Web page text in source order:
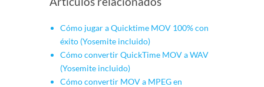
Cómo jugar a Quicktime MOV 100% con
éxito (Yosemite incluido)
Cómo convertir QuickTime MOV a WAV
(Yosemite incluido)
Cómo convertir MOV a MPEG en